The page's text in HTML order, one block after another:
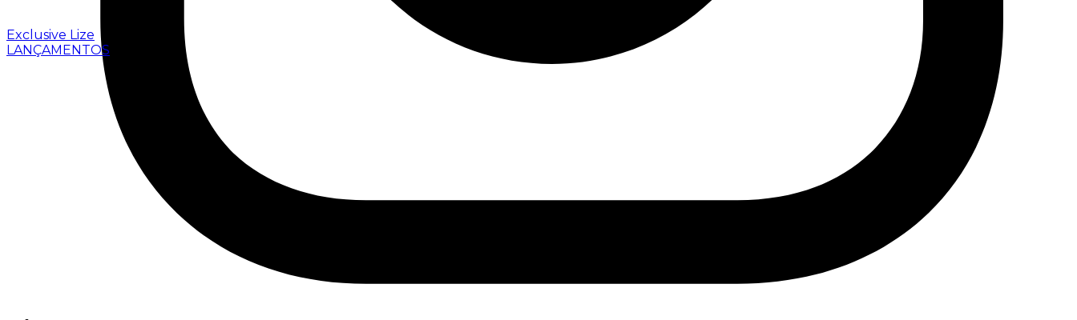
Exclusive Lize
LANÇAMENTOS